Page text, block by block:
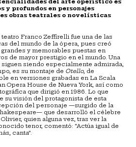
y profundos en personajes
obras teatrales o novelísticas
Franco Zeffirelli fue una de las
del mundo de la ópera, pues creó
grandes y memorables puestas en
de mayor prestigio en el mundo. Una
siendo especialmente admirada,
es su montaje de Otello, de
en versiones grabadas en La Scala
Opera House de Nueva York, así como
que dirigió en 1986. Lo que
su visión del protagonista de esta
del personaje —surgido de la
que desarrolló el célebre
quien alguna vez, tras ver la
tenor, comentó: “Actúa igual de
canta”.